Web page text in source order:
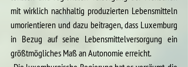
mit wirklich nachhaltig produzierten Lebensmitteln
umorientieren und dazu beitragen, dass Luxemburg
in Bezug auf seine Lebensmittelversorgung ein
größtmögliches Maß an Autonomie erreicht.